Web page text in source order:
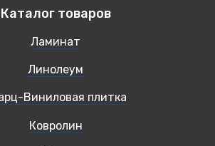
Каталог товаров
Ламинат
Линолеум
Виниловая плитка
Ковролин